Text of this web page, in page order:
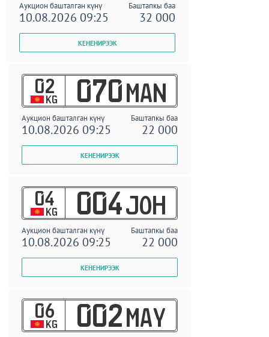
Аукцион башталган күнү Баштапкы баа
10.08.2026 09:25 32 000
02
KG 070 MAN
Аукцион башталган күнү Баштапкы баа
10.08.2026 09:25 22 000
04
KG 004 JOH
Аукцион башталган күнү Баштапкы баа
10.08.2026 09:25 22 000
06
KG 002 MAY